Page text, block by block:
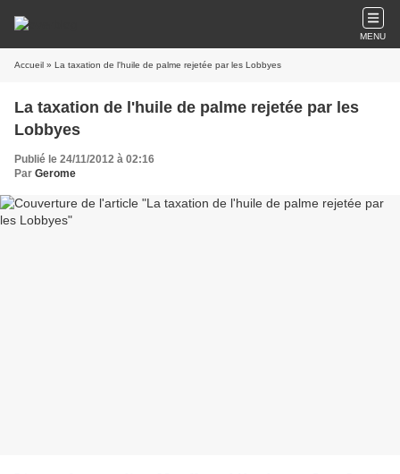
MENU
Accueil » La taxation de l'huile de palme rejetée par les Lobbyes
La taxation de l'huile de palme rejetée par les
Lobbyes
Publié le 24/11/2012 à 02:16
Par Gerome